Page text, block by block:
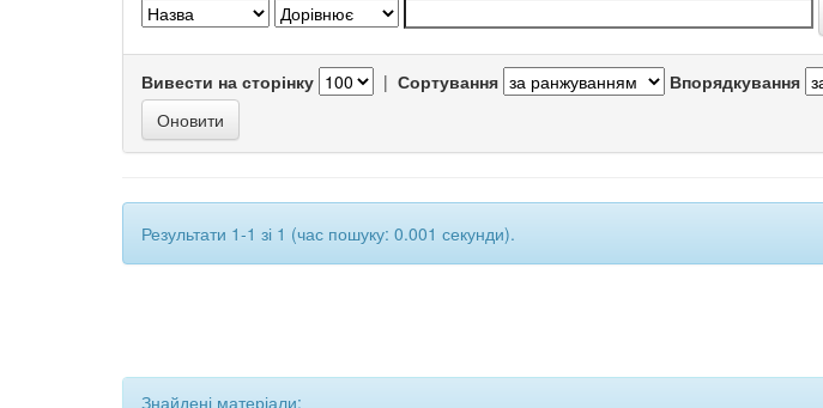
Вивести на сторінку | Сортування Впорядкування
Результати 1-1 зі 1 (час пошуку: 0.001 секунди).
Знайдені матеріали: